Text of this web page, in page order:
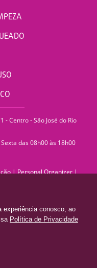
- Centro - São José do Rio
das 08h00 às 18h00
|Personal Organizer|
de Estofados
experiência conosco, ao
Política de Privacidade